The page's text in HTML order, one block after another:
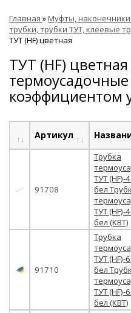
Главная »Муфты, наконечники
трубки, трубки ТУТ, клеевые
ТУТ (HF) цветная
ТУТ (HF)
термоусадочные
коэффициентом
Артикул
91708
Трубка
ТУТ (HF)-
бел
ТУТ (HF)-
бел (КВТ)
91710
Трубка
ТУТ (HF)-
бел
ТУТ (HF)-
бел (КВТ)